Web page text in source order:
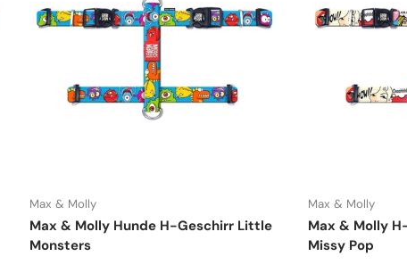
Max & Molly
Max & Molly Hunde H-Geschirr Little
Monsters
Max & Molly
Max & Molly
Missy Pop